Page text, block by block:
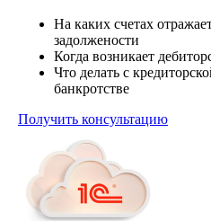
На каких счетах
задолжености
Когда возникает
Что делать с
банкротстве
Получить консультацию